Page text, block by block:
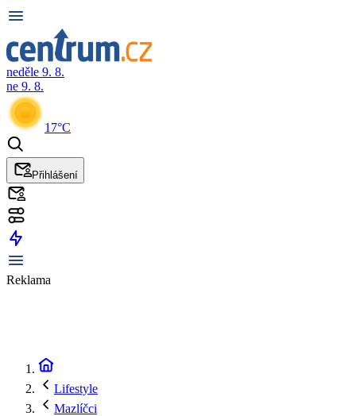
neděle 9. 8.
ne 9. 8.
17°C
Přihlášení
Reklama
Lifestyle
Mazlíčci